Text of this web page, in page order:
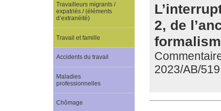
2, de
2023/AB/519
Travailleurs migrants /
expatriés / (éléments
d’extranéité)
Travail et famille
Accidents du travail
Maladies
professionnelles
Chômage